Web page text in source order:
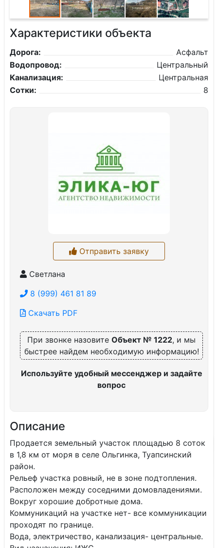
Характеристики объекта
Дорога:
Асфальт
Водопровод:
Центральный
Канализация:
Центральная
Сотки:
8
Отправить заявку
Светлана
8 (999) 461 81 89
Скачать PDF
При звонке назовите Объект № 1222, и мы
быстрее найдем необходимую информацию!
Используйте удобный мессенджер и задайте
вопрос
Описание
Продается земельный участок площадью 8 соток
в 1,8 км от моря в селе Ольгинка, Туапсинский
район.
Рельеф участка ровный, не в зоне подтопления.
Расположен между соседними домовладениями.
Вокруг хорошие добротные дома.
Коммуникаций на участке нет- все коммуникации
проходят по границе.
Вода, электричество, канализация- центральные.